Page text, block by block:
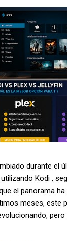
durante el
Kodi ,
el panorama
meses, este
pero